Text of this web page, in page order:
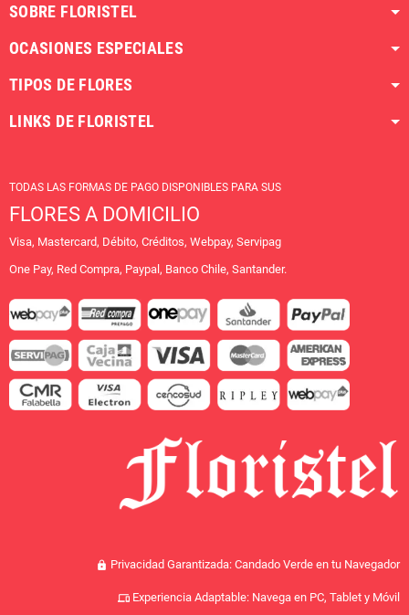
SOBRE FLORISTEL
OCASIONES ESPECIALES
TIPOS DE FLORES
LINKS DE FLORISTEL
TODAS LAS FORMAS DE PAGO DISPONIBLES PARA SUS
FLORES A DOMICILIO
Visa, Mastercard, Débito, Créditos, Webpay, Servipag
One Pay, Red Compra, Paypal, Banco Chile, Santander.
lock Privacidad Garantizada: Candado Verde en tu Navegador
devices Experiencia Adaptable: Navega en PC, Tablet y Móvil